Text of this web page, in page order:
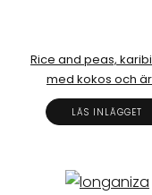
Rice and peas,
med kokos och
LÄS INLÄGGET